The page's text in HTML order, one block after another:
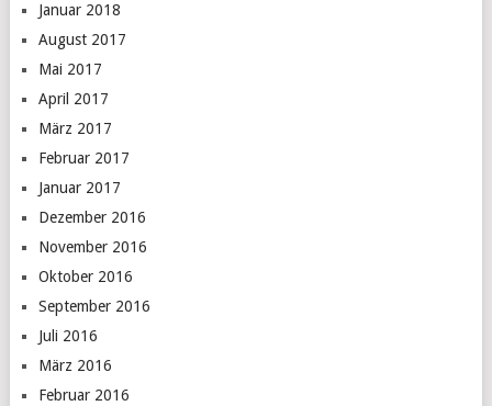
Januar 2018
August 2017
Mai 2017
April 2017
März 2017
Februar 2017
Januar 2017
Dezember 2016
November 2016
Oktober 2016
September 2016
Juli 2016
März 2016
Februar 2016